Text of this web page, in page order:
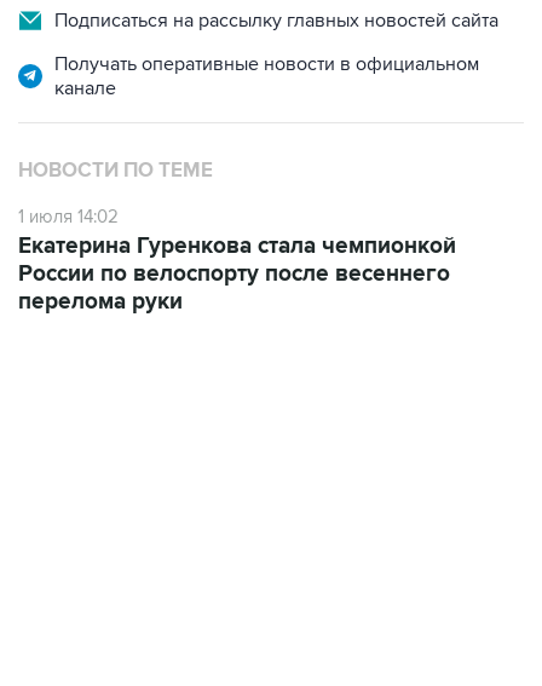
Подписаться на рассылку главных новостей сайта
Получать оперативные новости в официальном
канале
НОВОСТИ ПО ТЕМЕ
1 июля 14:02
Екатерина Гуренкова стала чемпионкой
России по велоспорту после весеннего
перелома руки